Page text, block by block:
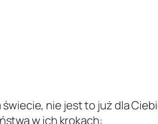
nie jest to już dla
w ich krokach: